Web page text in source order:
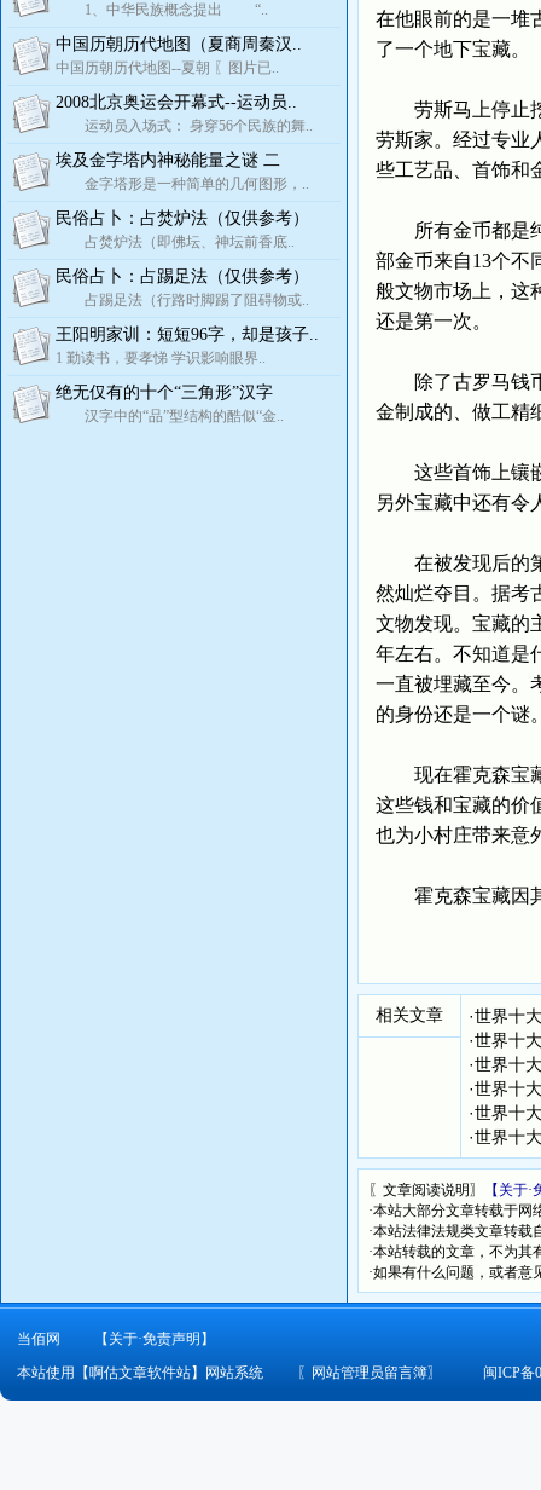
1、中华民族概念提出 “..
中国历朝历代地图（夏商周秦汉..
中国历朝历代地图--夏朝 〖图片已..
2008北京奥运会开幕式--运动员..
运动员入场式： 身穿56个民族的舞..
埃及金字塔内神秘能量之谜 二
金字塔形是一种简单的几何图形，..
民俗占卜：占焚炉法（仅供参考）
占焚炉法（即佛坛、神坛前香底..
民俗占卜：占踢足法（仅供参考）
占踢足法（行路时脚踢了阻碍物或..
王阳明家训：短短96字，却是孩子..
1 勤读书，要孝悌 学识影响眼界..
绝无仅有的十个“三角形”汉字
汉字中的“品”型结构的酷似“金..
在他眼前的是一堆
了一个地下宝藏。
劳斯马上停止挖
劳斯家。经过专业
些工艺品、首饰和
所有金币都是纯
部金币来自13个不
般文物市场上，这
还是第一次。
除了古罗马钱币
金制成的、做工精
这些首饰上镶嵌
另外宝藏中还有令
在被发现后的第
然灿烂夺目。据考
文物发现。宝藏的
年左右。不知道是
一直被埋藏至今。
的身份还是一个谜
现在霍克森宝藏
这些钱和宝藏的价
也为小村庄带来意
霍克森宝藏因其
相关文章 ·世界十
·世界十
·世界十
·世界十
·世界十
·世界十
〖文章阅读说明〗
【关于
·本站大部分文章转载于
·本站法律法规类文章转
·本站转载的文章，不为
·如果有什么问题，或者意
当佰网
【关于·免责声明】
本站使用【啊估文章软件站】网站系统
〖 网站管理员留言簿〗 闽ICP备